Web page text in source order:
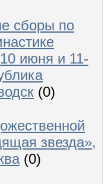
сборы по
июня и 11-
(0)
звезда»,
(0)